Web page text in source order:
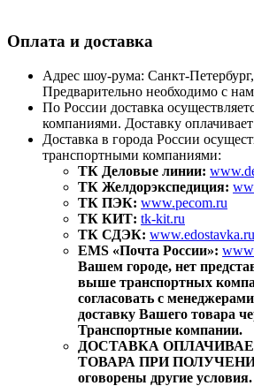
Оплата и доставка
Адрес шоу-рума: Санкт-
Предварительно необходимо с
По России доставка
компаниями. Доставку
Доставка в города России
транспортными компаниями:
ТК Деловые линии:
ТК Желдорэкспедиция:
ТК ПЭК: www.pecom.ru
ТК КИТ: tk-kit.ru
ТК СДЭК: www.edostavka.ru
EMS «Почта России»:
Вашем городе, нет
выше транспортных
согласовать с
доставку Вашего товара
Транспортные компании.
ДОСТАВКА
ТОВАРА ПРИ ПОЛУЧЕНИИ,
оговорены другие условия.